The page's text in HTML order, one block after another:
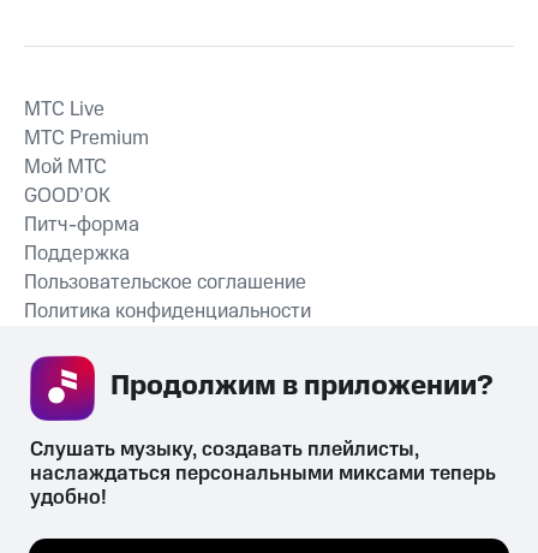
СКАЧАТЬ ПРИЛОЖЕНИЕ
MTС Live
MTС Premium
Мой МТС
GOOD’OK
Питч-форма
Поддержка
Пользовательское соглашение
Политика конфиденциальности
психотропных веществ, их аналогов причиняет вред здоровью,
Слушать музыку, создавать плейлисты,
наслаждаться персональными миксами теперь
удобно!